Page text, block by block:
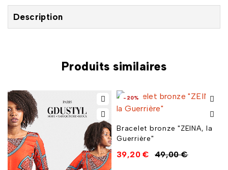
Description
Produits similaires
-20%
Bracelet bronze "ZEINA, la
Guerrière"
49,00€
39,20€